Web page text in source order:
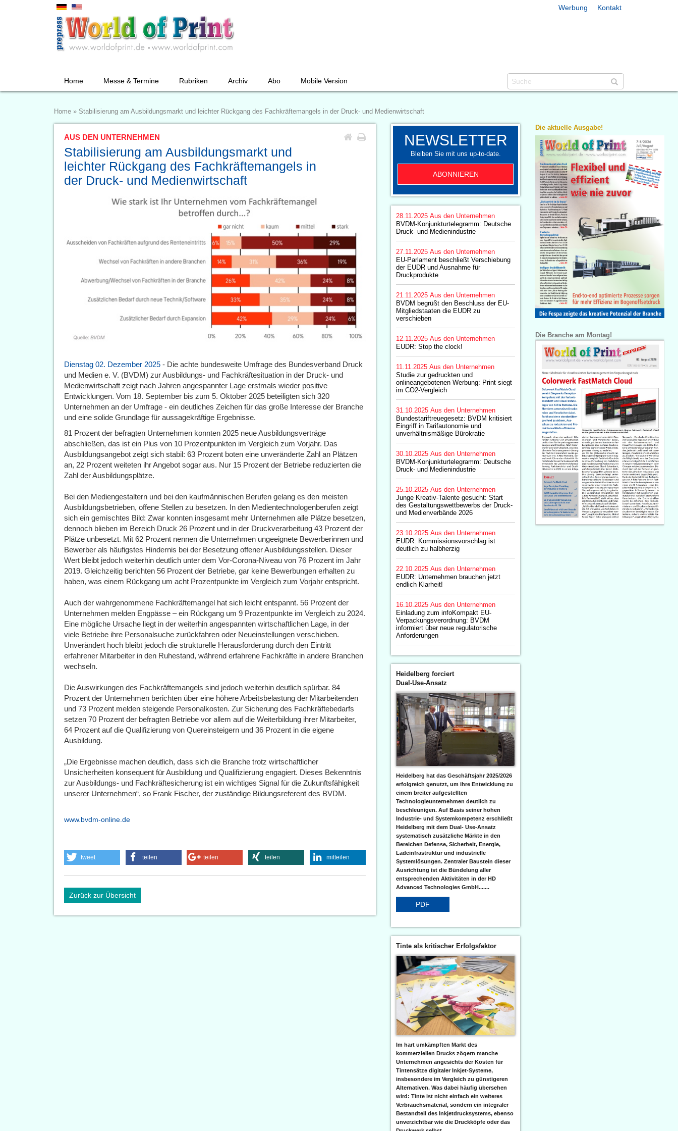
Werbung Kontakt
Home Messe & Termine Rubriken Archiv Abo Mobile Version
Home » Stabilisierung am Ausbildungsmarkt und leichter Rückgang des Fachkräftemangels in der Druck- und Medienwirtschaft
AUS DEN UNTERNEHMEN
Stabilisierung am Ausbildungsmarkt und
leichter Rückgang des Fachkräftemangels in
der Druck- und Medienwirtschaft
Dienstag 02. Dezember 2025 - Die achte bundesweite Umfrage des Bundesverband Druck
und Medien e. V. (BVDM) zur Ausbildungs- und Fachkräftesituation in der Druck- und
Medienwirtschaft zeigt nach Jahren angespannter Lage erstmals wieder positive
Entwicklungen. Vom 18. September bis zum 5. Oktober 2025 beteiligten sich 320
Unternehmen an der Umfrage - ein deutliches Zeichen für das große Interesse der Branche
und eine solide Grundlage für aussagekräftige Ergebnisse.
81 Prozent der befragten Unternehmen konnten 2025 neue Ausbildungsverträge
abschließen, das ist ein Plus von 10 Prozentpunkten im Vergleich zum Vorjahr. Das
Ausbildungsangebot zeigt sich stabil: 63 Prozent boten eine unveränderte Zahl an Plätzen
an, 22 Prozent weiteten ihr Angebot sogar aus. Nur 15 Prozent der Betriebe reduzierten die
Zahl der Ausbildungsplätze.
Bei den Mediengestaltern und bei den kaufmännischen Berufen gelang es den meisten
Ausbildungsbetrieben, offene Stellen zu besetzen. In den Medientechnologenberufen zeigt
sich ein gemischtes Bild: Zwar konnten insgesamt mehr Unternehmen alle Plätze besetzen,
dennoch blieben im Bereich Druck 26 Prozent und in der Druckverarbeitung 43 Prozent der
Plätze unbesetzt. Mit 62 Prozent nennen die Unternehmen ungeeignete Bewerberinnen und
Bewerber als häufigstes Hindernis bei der Besetzung offener Ausbildungsstellen. Dieser
Wert bleibt jedoch weiterhin deutlich unter dem Vor-Corona-Niveau von 76 Prozent im Jahr
2019. Gleichzeitig berichten 56 Prozent der Betriebe, gar keine Bewerbungen erhalten zu
haben, was einem Rückgang um acht Prozentpunkte im Vergleich zum Vorjahr entspricht.
Auch der wahrgenommene Fachkräftemangel hat sich leicht entspannt. 56 Prozent der
Unternehmen melden Engpässe – ein Rückgang um 9 Prozentpunkte im Vergleich zu 2024.
Eine mögliche Ursache liegt in der weiterhin angespannten wirtschaftlichen Lage, in der
viele Betriebe ihre Personalsuche zurückfahren oder Neueinstellungen verschieben.
Unverändert hoch bleibt jedoch die strukturelle Herausforderung durch den Eintritt
erfahrener Mitarbeiter in den Ruhestand, während erfahrene Fachkräfte in andere Branchen
wechseln.
Die Auswirkungen des Fachkräftemangels sind jedoch weiterhin deutlich spürbar. 84
Prozent der Unternehmen berichten über eine höhere Arbeitsbelastung der Mitarbeitenden
und 73 Prozent melden steigende Personalkosten. Zur Sicherung des Fachkräftebedarfs
setzen 70 Prozent der befragten Betriebe vor allem auf die Weiterbildung ihrer Mitarbeiter,
64 Prozent auf die Qualifizierung von Quereinsteigern und 36 Prozent in die eigene
Ausbildung.
„Die Ergebnisse machen deutlich, dass sich die Branche trotz wirtschaftlicher
Unsicherheiten konsequent für Ausbildung und Qualifizierung engagiert. Dieses Bekenntnis
zur Ausbildungs- und Fachkräftesicherung ist ein wichtiges Signal für die Zukunftsfähigkeit
unserer Unternehmen“, so Frank Fischer, der zuständige Bildungsreferent des BVDM.
www.bvdm-online.de
tweet teilen teilen teilen mitteilen
Zurück zur Übersicht
NEWSLETTER
Bleiben Sie mit uns up-to-date.
ABONNIEREN
28.11.2025 Aus den Unternehmen
BVDM-Konjunkturtelegramm: Deutsche
Druck- und Medienindustrie
27.11.2025 Aus den Unternehmen
EU-Parlament beschließt Verschiebung
der EUDR und Ausnahme für
Druckprodukte
21.11.2025 Aus den Unternehmen
BVDM begrüßt den Beschluss der EU-
Mitgliedstaaten die EUDR zu
verschieben
12.11.2025 Aus den Unternehmen
EUDR: Stop the clock!
11.11.2025 Aus den Unternehmen
Studie zur gedruckten und
onlineangebotenen Werbung: Print siegt
im CO2-Vergleich
31.10.2025 Aus den Unternehmen
Bundestariftreuegesetz: BVDM kritisiert
Eingriff in Tarifautonomie und
unverhältnismäßige Bürokratie
30.10.2025 Aus den Unternehmen
BVDM-Konjunkturtelegramm: Deutsche
Druck- und Medienindustrie
25.10.2025 Aus den Unternehmen
Junge Kreativ-Talente gesucht: Start
des Gestaltungswettbewerbs der Druck-
und Medienverbände 2026
23.10.2025 Aus den Unternehmen
EUDR: Kommissionsvorschlag ist
deutlich zu halbherzig
22.10.2025 Aus den Unternehmen
EUDR: Unternehmen brauchen jetzt
endlich Klarheit!
16.10.2025 Aus den Unternehmen
Einladung zum infoKompakt EU-
Verpackungsverordnung: BVDM
informiert über neue regulatorische
Anforderungen
Heidelberg forciert
Dual-Use-Ansatz
Heidelberg hat das Geschäftsjahr 2025/2026
erfolgreich genutzt, um ihre Entwicklung zu
einem breiter aufgestellten
Technologieunternehmen deutlich zu
beschleunigen. Auf Basis seiner hohen
Industrie- und Systemkompetenz erschließt
Heidelberg mit dem Dual- Use-Ansatz
systematisch zusätzliche Märkte in den
Bereichen Defense, Sicherheit, Energie,
Ladeinfrastruktur und industrielle
Systemlösungen. Zentraler Baustein dieser
Ausrichtung ist die Bündelung aller
entsprechenden Aktivitäten in der HD
Advanced Technologies GmbH.......
PDF
Tinte als kritischer Erfolgsfaktor
Im hart umkämpften Markt des
kommerziellen Drucks zögern manche
Unternehmen angesichts der Kosten für
Tintensätze digitaler Inkjet-Systeme,
insbesondere im Vergleich zu günstigeren
Alternativen. Was dabei häufig übersehen
wird: Tinte ist nicht einfach ein weiteres
Verbrauchsmaterial, sondern ein integraler
Bestandteil des Inkjetdrucksystems, ebenso
unverzichtbar wie die Druckköpfe oder das
Die aktuelle Ausgabe!
Die Branche am Montag!